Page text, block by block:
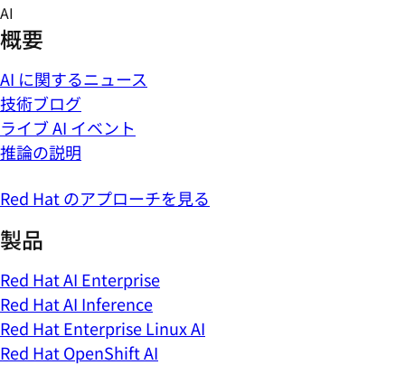
Skip
to
content
AI
概要
AI に関するニュース
技術ブログ
ライブ AI イベント
推論の説明
Red Hat のアプローチを見る
製品
Red Hat AI Enterprise
Red Hat AI Inference
Red Hat Enterprise Linux AI
Red Hat OpenShift AI